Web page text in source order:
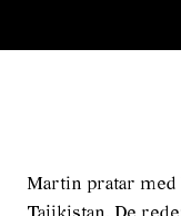
Martin pratar